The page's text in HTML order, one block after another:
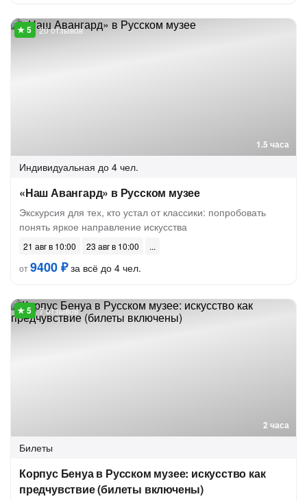
1.5 часа
20 отзывов
Индивидуальная до 4 чел.
«Наш Авангард» в Русском музее
Экскурсия для тех, кто устал от классики: попробовать
понять яркое направление искусства
21 авг в 10:00
23 авг в 10:00
от9400 ₽за всё до 4 чел.
2 часа
7 отзывов
Билеты
Корпус Бенуа в Русском музее: искусство как
предчувствие (билеты включены)